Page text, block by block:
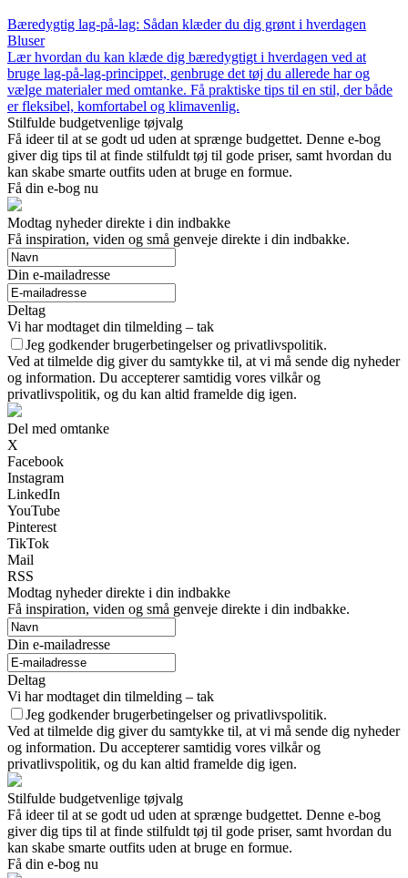
Bæredygtig lag-på-lag: Sådan klæder du dig grønt i hverdagen
Bluser
Lær hvordan du kan klæde dig bæredygtigt i hverdagen ved at
bruge lag-på-lag-princippet, genbruge det tøj du allerede har og
vælge materialer med omtanke. Få praktiske tips til en stil, der både
er fleksibel, komfortabel og klimavenlig.
Stilfulde budgetvenlige tøjvalg
Få ideer til at se godt ud uden at sprænge budgettet. Denne e-bog
giver dig tips til at finde stilfuldt tøj til gode priser, samt hvordan du
kan skabe smarte outfits uden at bruge en formue.
Få din e-bog nu
Modtag nyheder direkte i din indbakke
Få inspiration, viden og små genveje direkte i din indbakke.
Din e-mailadresse
Deltag
Vi har modtaget din tilmelding – tak
Jeg godkender brugerbetingelser og privatlivspolitik.
Ved at tilmelde dig giver du samtykke til, at vi må sende dig nyheder
og information. Du accepterer samtidig vores vilkår og
privatlivspolitik, og du kan altid framelde dig igen.
Del med omtanke
X
Facebook
Instagram
LinkedIn
YouTube
Pinterest
TikTok
Mail
RSS
Modtag nyheder direkte i din indbakke
Få inspiration, viden og små genveje direkte i din indbakke.
Din e-mailadresse
Deltag
Vi har modtaget din tilmelding – tak
Jeg godkender brugerbetingelser og privatlivspolitik.
Ved at tilmelde dig giver du samtykke til, at vi må sende dig nyheder
og information. Du accepterer samtidig vores vilkår og
privatlivspolitik, og du kan altid framelde dig igen.
Stilfulde budgetvenlige tøjvalg
Få ideer til at se godt ud uden at sprænge budgettet. Denne e-bog
giver dig tips til at finde stilfuldt tøj til gode priser, samt hvordan du
kan skabe smarte outfits uden at bruge en formue.
Få din e-bog nu